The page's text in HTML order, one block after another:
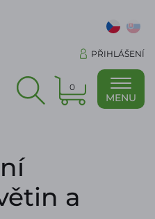
PŘIHLÁŠENÍ
0
MENU
a